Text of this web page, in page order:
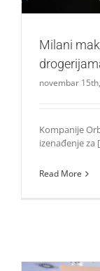
Milani
novembar
Kompanije
izenađenje za
Read More